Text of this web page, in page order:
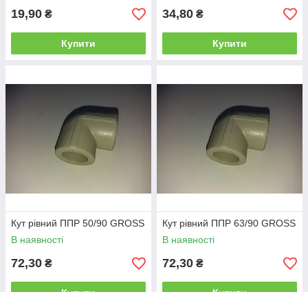
19,90 ₴
Купити
34,80 ₴
Купити
Кут рівний ППР 50/90 GROSS
В наявності
72,30 ₴
Кут рівний ППР 63/90 GROSS
В наявності
72,30 ₴